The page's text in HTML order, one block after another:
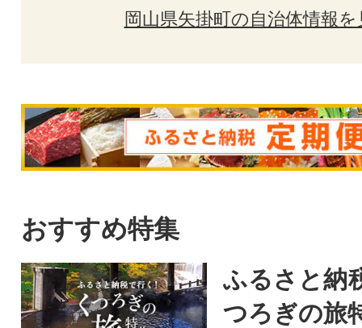
岡山県矢掛町の自治体情報を
おすすめ特集
ふるさと納
つろぎの旅